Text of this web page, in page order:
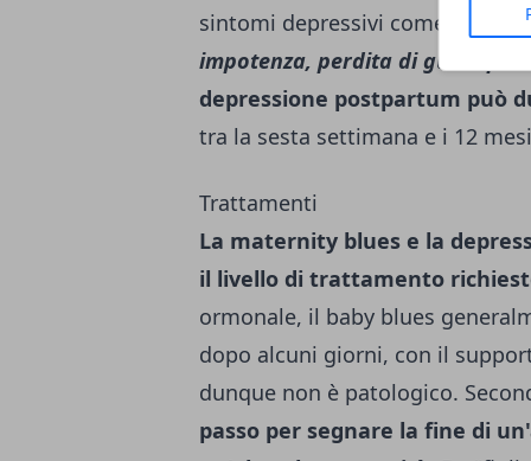
sintomi depressivi come
impotenza, perdita di gusto per
depressione postpartum può
tra la sesta settimana e i 12
Trattamenti
La maternity blues e la
il livello di trattamento
ormonale, il baby blues
dopo alcuni giorni, con il
dunque non è patologico.
passo per segnare la fine di